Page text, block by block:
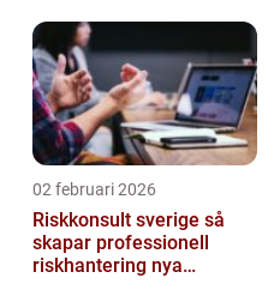
02 februari 2026
Riskkonsult sverige så
skapar professionell
riskhantering nya